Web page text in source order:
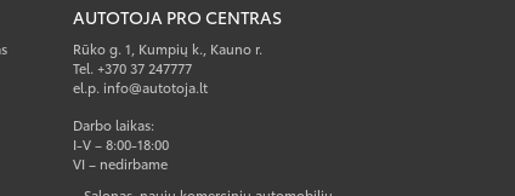
AUTOTOJA PRO CENTRAS
Rūko g. 1, Kumpių k., Kauno r.
Tel. +370 37 247777
el.p. info@autotoja.lt
Darbo laikas:
I-V – 8:00-18:00
VI – nedirbame